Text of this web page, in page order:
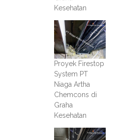
Kesehatan
Proyek Firestop
System PT
Niaga Artha
Chemcons di
Graha
Kesehatan